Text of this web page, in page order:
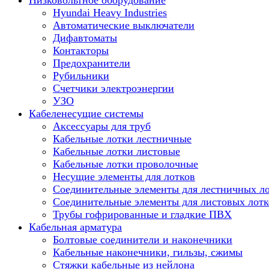
Hyundai Heavy Industries
Автоматические выключатели
Дифавтоматы
Контакторы
Предохранители
Рубильники
Счетчики электроэнергии
УЗО
Кабеленесущие системы
Аксессуары для труб
Кабельные лотки лестничные
Кабельные лотки листовые
Кабельные лотки проволочные
Несущие элементы для лотков
Соединительные элементы для лестничных
Соединительные элементы для листовых
Трубы гофрированные и гладкие ПВХ
Кабельная арматура
Болтовые соединители и наконечники
Кабельные наконечники, гильзы, сжимы
Стяжки кабельные из нейлона